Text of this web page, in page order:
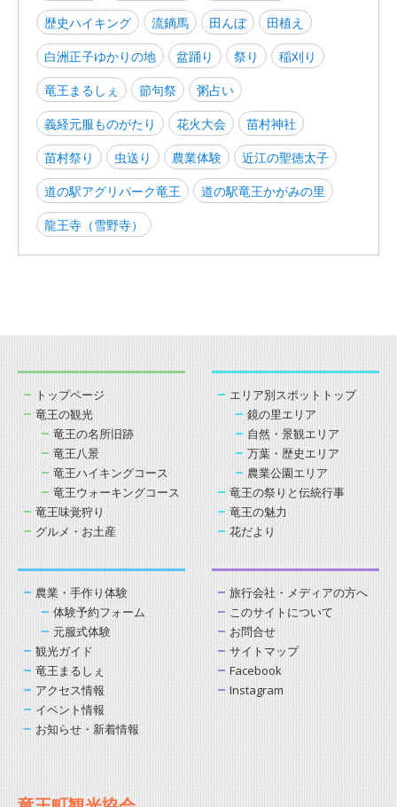
歴史ハイキング
流鏑馬 田んぼ
田植え
白洲正子ゆかりの地
盆踊り 祭り
稲刈り
竜王まるしぇ
節句祭
粥占い
義経元服ものがたり
花火大会
苗村神社
苗村祭り
虫送り 農業体験
近江の聖徳太子
道の駅アグリパーク竜王
道の駅竜王かがみの里
龍王寺（雪野寺）
トップページ
竜王の観光
竜王の名所旧跡
竜王八景
竜王ハイキングコース
竜王ウォーキングコース
竜王味覚狩り
グルメ・お土産
エリア別スポットトップ
鏡の里エリア
自然・景観エリア
万葉・歴史エリア
農業公園エリア
竜王の祭りと伝統行事
竜王の魅力
花だより
農業・手作り体験
体験予約フォーム
元服式体験
観光ガイド
竜王まるしぇ
アクセス情報
イベント情報
お知らせ・新着情報
旅行会社・メディアの方へ
このサイトについて
お問合せ
サイトマップ
Facebook
Instagram